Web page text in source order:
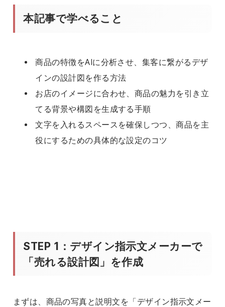
本記事で学べること
商品の特徴をAIに分析させ、集客に繋がるデザ
インの設計図を作る方法
お店のイメージに合わせ、商品の魅力を引き立
てる背景や構図を生成する手順
文字を入れるスペースを確保しつつ、商品を主
役にするための具体的な設定のコツ
STEP 1：デザイン指示文メーカーで
「売れる設計図」を作成
まずは、商品の写真と説明文を「デザイン指示文メー